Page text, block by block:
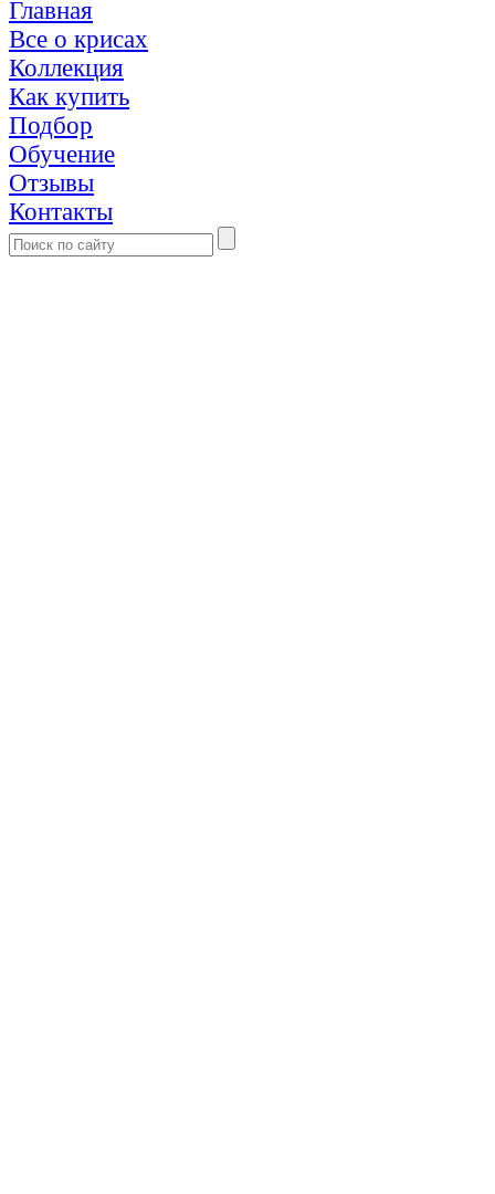
Главная
Все о крисах
Коллекция
Как купить
Подбор
Обучение
Отзывы
Контакты